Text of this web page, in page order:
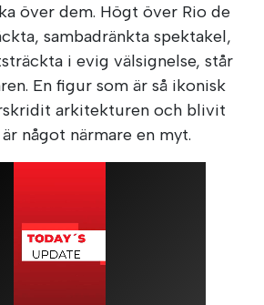
över dem. Högt över Rio de
sambadränkta spektakel,
i evig välsignelse, står
En figur som är så ikonisk
arkitekturen och blivit
något närmare en myt.